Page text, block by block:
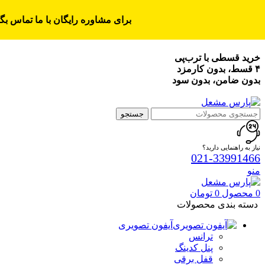
خرید قسطی با ترب‌پی
۴ قسط، بدون کارمزد
بدون ضامن، بدون سود
جستجو
نیاز به راهنمایی دارید؟
021-33991466
منو
0 محصول 0 تومان
دسته بندی محصولات
آیفون تصویری
ترانس
پنل کدینگ
قفل برقی
برای مشاوره رایگان با ما تماس